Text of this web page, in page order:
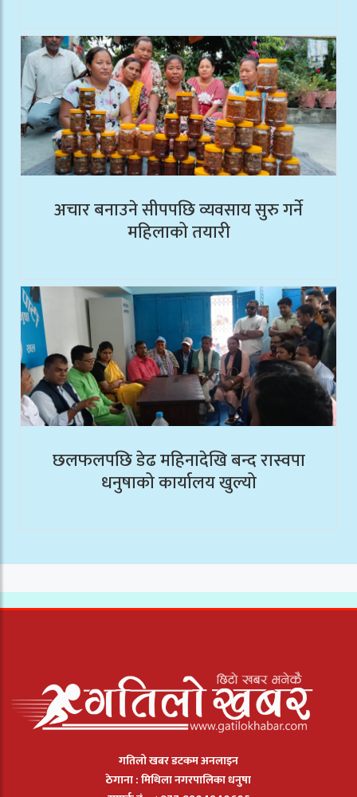
अचार बनाउने सीपपछि व्यवसाय सुरु गर्ने
महिलाको तयारी
छलफलपछि डेढ महिनादेखि बन्द रास्वपा
धनुषाको कार्यालय खुल्यो
गतिलो खबर डटकम अनलाइन
ठेगाना : मिथिला नगरपालिका धनुषा